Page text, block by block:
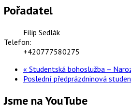
Pořadatel
Filip Sedlák
Telefon:
+420777580275
« Studentská bohoslužba –
Poslední předprázdninová
Jsme na YouTube